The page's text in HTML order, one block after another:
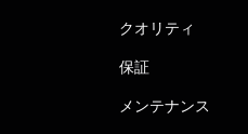
クオリティ
保証
メンテナンス